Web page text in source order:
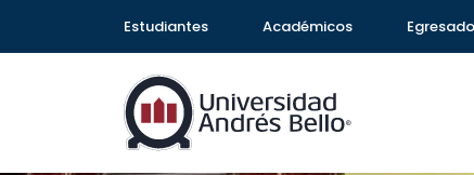
Estudiantes Académicos